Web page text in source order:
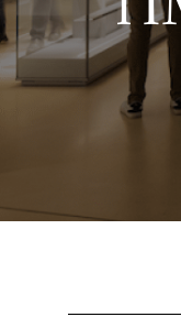
Centre de
an
arabe